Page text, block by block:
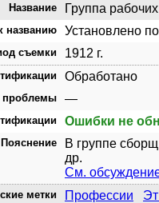
Название Группа
названию Установлено
съемки 1912 г.
Обработано
проблемы —
Ошибки не
Пояснение
В группе
др.
См.
метки Профессии